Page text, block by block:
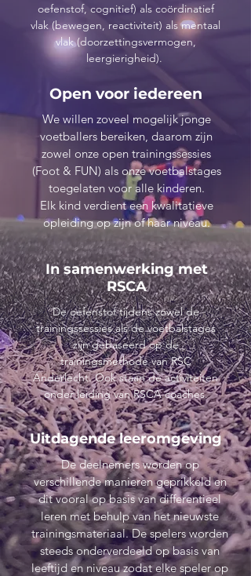
oefenstof, cognitief) als coördinatief
vlak (bewegen, reactiviteit) als mentaal
vlak (doorzettingsvermogen,
leergierigheid).
Open voor iedereen
We willen zoveel mogelijk jonge
voetballers bereiken, daarom zijn
zowel onze open trainingssessies
(Foot & FUN) als onze voetbalstages
toegelaten voor alle kinderen.
Elk kind verdient een kwalitatieve
opleiding op zijn of haar niveau.
In samenwerking met
RSCA
De oefenstof tijdens zowel de
trainingssessies als de voetbalstages
zijn gebaseerd op de
trainingsmethode van RSC
Anderlecht. Ook staan de activiteiten
onder leiding van RSCA coaches.
Uitdagende leeromgeving
De deelnemers worden op
verschillende manieren geprikkeld en
dit vooral op basis van differentieel
leren met behulp van het nieuwste
trainingsmateriaal. De spelers worden
steeds onderverdeeld op basis van
leeftijd en niveau zodat elke speler op